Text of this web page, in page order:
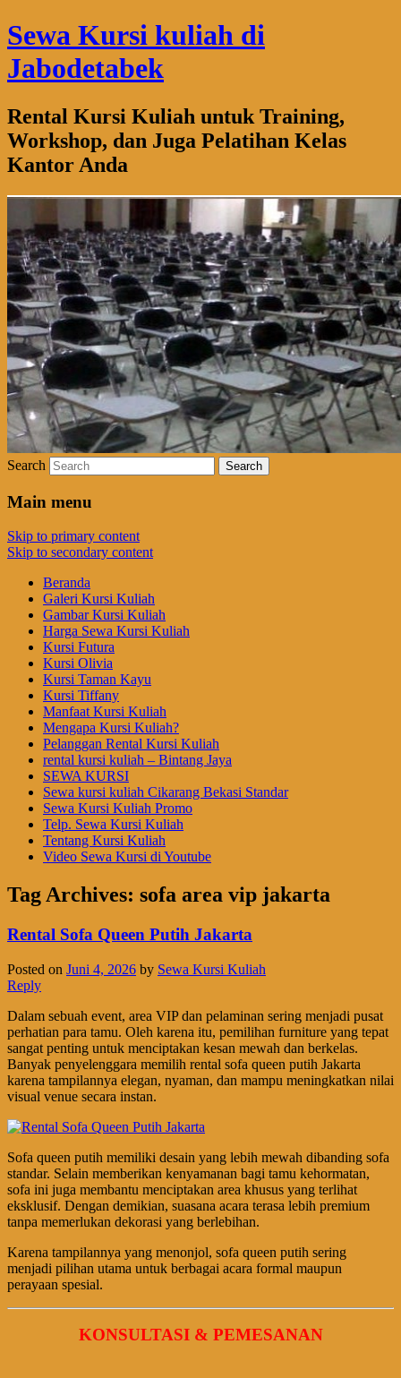
Sewa Kursi kuliah di
Jabodetabek
Rental Kursi Kuliah untuk Training,
Workshop, dan Juga Pelatihan Kelas
Kantor Anda
Search
Main menu
Skip to primary content
Skip to secondary content
Beranda
Galeri Kursi Kuliah
Gambar Kursi Kuliah
Harga Sewa Kursi Kuliah
Kursi Futura
Kursi Olivia
Kursi Taman Kayu
Kursi Tiffany
Manfaat Kursi Kuliah
Mengapa Kursi Kuliah?
Pelanggan Rental Kursi Kuliah
rental kursi kuliah – Bintang Jaya
SEWA KURSI
Sewa kursi kuliah Cikarang Bekasi Standar
Sewa Kursi Kuliah Promo
Telp. Sewa Kursi Kuliah
Tentang Kursi Kuliah
Video Sewa Kursi di Youtube
Tag Archives: sofa area vip jakarta
Rental Sofa Queen Putih Jakarta
Posted on Juni 4, 2026 by Sewa Kursi Kuliah
Reply
Dalam sebuah event, area VIP dan pelaminan sering menjadi pusat
perhatian para tamu. Oleh karena itu, pemilihan furniture yang tepat
sangat penting untuk menciptakan kesan mewah dan berkelas.
Banyak penyelenggara memilih rental sofa queen putih Jakarta
karena tampilannya elegan, nyaman, dan mampu meningkatkan nilai
visual venue secara instan.
Sofa queen putih memiliki desain yang lebih mewah dibanding sofa
standar. Selain memberikan kenyamanan bagi tamu kehormatan,
sofa ini juga membantu menciptakan area khusus yang terlihat
eksklusif. Dengan demikian, suasana acara terasa lebih premium
tanpa memerlukan dekorasi yang berlebihan.
Karena tampilannya yang menonjol, sofa queen putih sering
menjadi pilihan utama untuk berbagai acara formal maupun
perayaan spesial.
KONSULTASI & PEMESANAN